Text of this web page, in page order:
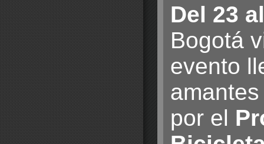
Del 23
Bogotá
evento
por el